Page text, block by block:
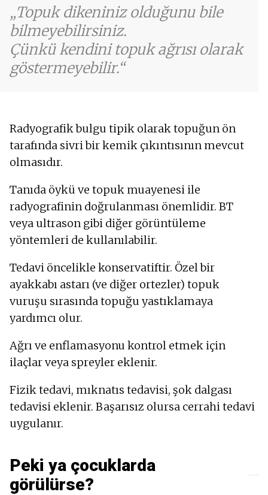
Topuk dikeniniz olduğunu bile
bilmeyebilirsiniz.
Çünkü kendini topuk ağrısı olarak
göstermeyebilir.
Radyografik bulgu tipik olarak topuğun ön
tarafında sivri bir kemik çıkıntısının mevcut
olmasıdır.
Tanıda öykü ve topuk muayenesi ile
radyografinin doğrulanması önemlidir. BT
veya ultrason gibi diğer görüntüleme
yöntemleri de kullanılabilir.
Tedavi öncelikle konservatiftir. Özel bir
ayakkabı astarı (ve diğer ortezler) topuk
vuruşu sırasında topuğu yastıklamaya
yardımcı olur.
Ağrı ve enflamasyonu kontrol etmek için
ilaçlar veya spreyler eklenir.
Fizik tedavi, mıknatıs tedavisi, şok dalgası
tedavisi eklenir. Başarısız olursa cerrahi tedavi
uygulanır.
Peki ya çocuklarda
görülürse?